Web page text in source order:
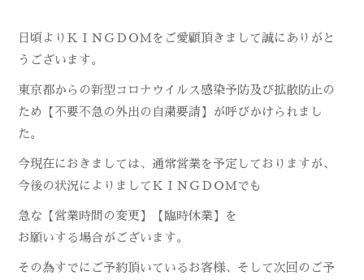
日頃よりＫＩＮＧＤＯＭをご愛顧頂きまして誠にありがと
うございます。
東京都からの新型コロナウイルス感染予防及び拡散防止の
ため
【不要不急の外出の自粛要請】が呼びかけられまし
た。
今現在におきましては、通常営業を予定しておりますが、
今後の状況によりましてＫＩＮＧＤＯＭでも
急な【営業時間の変更】【臨時休業】を
お願いする場合がございます。
その為すでにご予約頂いているお客様、そして次回のご予